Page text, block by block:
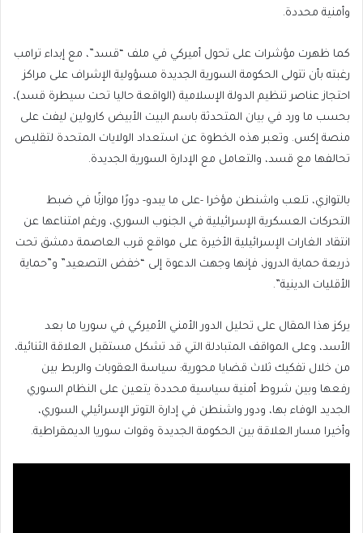
وأمنية محددة.
كما ظهرت مؤشرات على تحول أميركي في ملف “قسد”، مع إبداء ترامب
رغبته بأن تتولى الحكومة السورية الجديدة مسؤولية الإشراف على مراكز
احتجاز عناصر تنظيم الدولة الإسلامية (الواقعة حاليا تحت سيطرة قسد)،
بحسب ما ورد في بيان المتحدثة باسم البيت الأبيض كارولين ليفت على
منصة إكس. وتعبر هذه الخطوة عن استعداد الولايات المتحدة لتقليص
تحالفها مع قسد، والتعامل مع الإدارة السورية الجديدة.
بالتوازي، تلعب واشنطن مؤخرا -على ما يبدو- دورًا موازنًا في ضبط
التحركات العسكرية الإسرائيلية في الجنوب السوري، ورغم امتناعها عن
انتقاد الغارات الإسرائيلية الأخيرة على مواقع قرب العاصمة دمشق تحت
ذريعة حماية الدروز، فإنها وجهت الدعوة إلى “خفض التصعيد” و”حماية
الأقليات الدينية”.
يركز هذا المقال على تحليل الدور الأمني الأميركي في سوريا ما بعد
الأسد، وعلى المواقف المتبادلة التي قد تشكل مستقبل العلاقة الثنائية،
من خلال تفكيك ثلاث قضايا محورية: سياسة العقوبات والربط بين
رفعها وبين شروط أمنية سياسية محددة يتعين على النظام السوري
الجديد الوفاء بها، ودور واشنطن في إدارة التوتر الإسرائيلي السوري،
وأخيرا مسار العلاقة بين الحكومة الجديدة وقوات سوريا الديمقراطية.